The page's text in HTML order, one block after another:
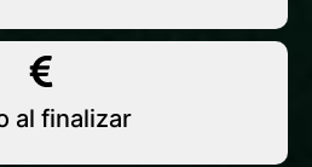
al finalizar